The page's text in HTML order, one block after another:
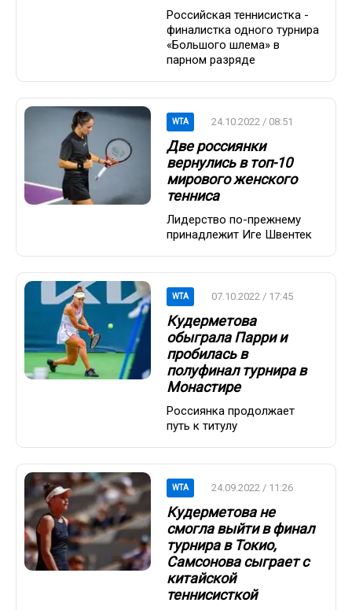
Российская теннисистка -
финалистка одного турнира
«Большого шлема» в
парном разряде
WTA 24.10.2022 / 08:51
Две россиянки
вернулись в топ-10
мирового женского
тенниса
Лидерство по-прежнему
принадлежит Иге Швентек
WTA 07.10.2022 / 17:45
Кудерметова
обыграла Парри и
пробилась в
полуфинал турнира в
Монастире
Россиянка продолжает
путь к титулу
WTA 24.09.2022 / 11:26
Кудерметова не
смогла выйти в финал
турнира в Токио,
Самсонова сыграет с
китайской
теннисисткой